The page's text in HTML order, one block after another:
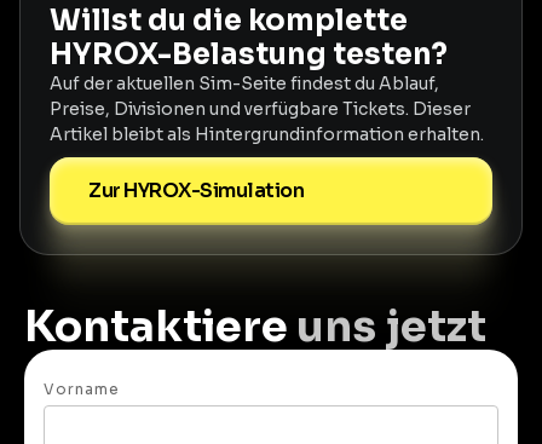
Willst du die komplette
HYROX-Belastung testen?
Auf der aktuellen Sim-Seite findest du Ablauf,
Preise, Divisionen und verfügbare Tickets. Dieser
Artikel bleibt als Hintergrundinformation erhalten.
Zur HYROX-Simulation
Kontaktiere uns jetzt
Vorname